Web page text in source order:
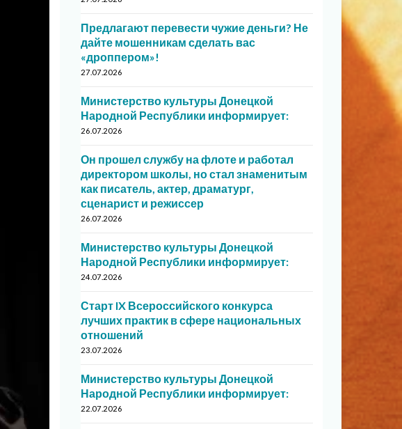
Предлагают перевести чужие деньги? Не
дайте мошенникам сделать вас
«дроппером»!
27.07.2026
Министерство культуры Донецкой
Народной Республики информирует:
26.07.2026
Он прошел службу на флоте и работал
директором школы, но стал знаменитым
как писатель, актер, драматург,
сценарист и режиссер
26.07.2026
Министерство культуры Донецкой
Народной Республики информирует:
24.07.2026
Старт IX Всероссийского конкурса
лучших практик в сфере национальных
отношений
23.07.2026
Министерство культуры Донецкой
Народной Республики информирует:
22.07.2026